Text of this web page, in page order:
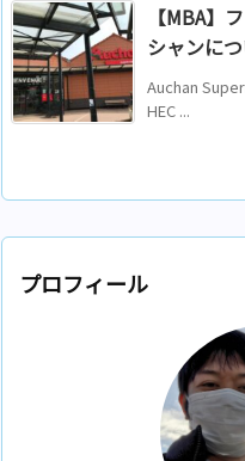
【MBA】
シャンに
Auchan
HEC ...
プロフィール